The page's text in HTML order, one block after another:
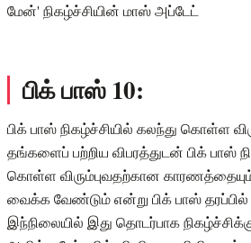
பிக் பாஸ் 10:
பிக் பாஸ் நிகழ்ச்சியில் கலந்து கொள்ள
தங்களைப் பற்றிய விபரத்துடன் பிக் பாஸ்
கொள்ள விரும்புவதற்கான
வைக்க வேண்டும் என்று பிக் பாஸ் தரப்பில்
இந்நிலையில் இது தொடர்பாக